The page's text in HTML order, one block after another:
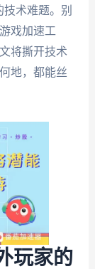
术难题。别
戏加速工
将撕开技术
地，都能丝
玩家的